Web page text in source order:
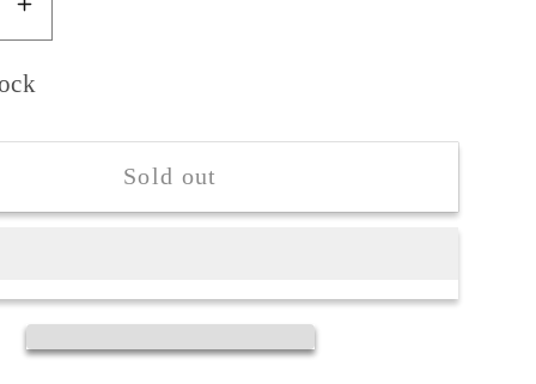
Increase
quantity
for
Ceramic
Card
Spade&quot;
Sold out